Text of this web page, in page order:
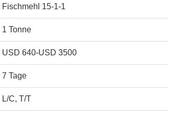
Fischmehl 15-1-1
1 Tonne
USD 640-USD 3500
7 Tage
L/C, T/T